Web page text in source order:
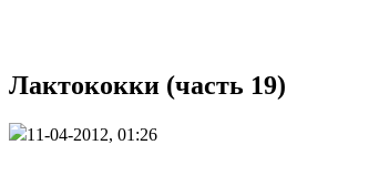
Лактококки (часть 19)
11-04-2012, 01:26